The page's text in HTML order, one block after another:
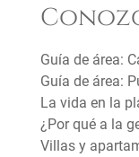
Guía de área:
Guía de área:
La vida en la
¿Por qué a la
Villas y